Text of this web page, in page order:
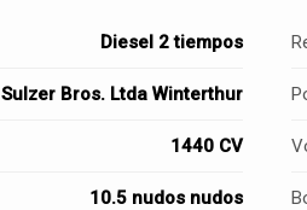
Diesel 2 tiempos
Sulzer Bros. Ltda Winterthur
1440 CV
10.5 nudos nudos